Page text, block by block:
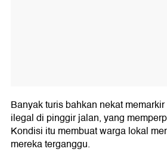
Banyak turis bahkan nekat
ilegal di pinggir jalan, yang
Kondisi itu membuat warga lokal
mereka terganggu.